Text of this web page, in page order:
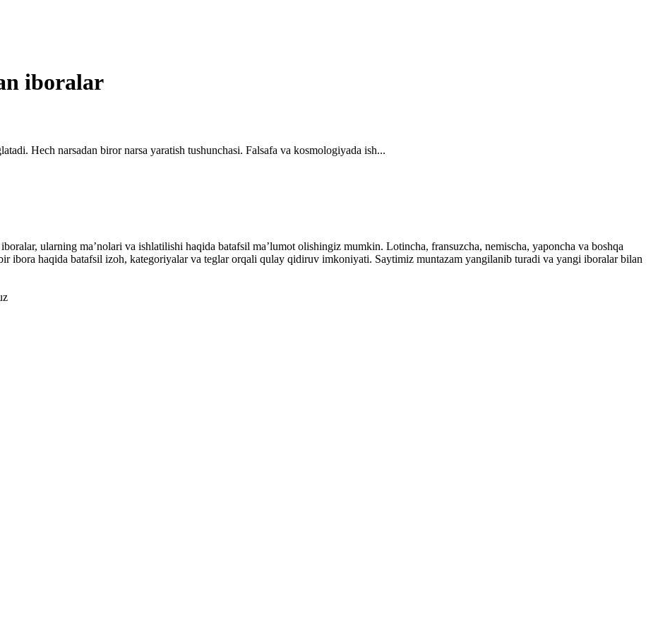
iboralar
Hech narsadan biror narsa yaratish tushunchasi. Falsafa va kosmologiyada ish...
ularning maʼnolari va ishlatilishi haqida batafsil maʼlumot olishingiz mumkin. Lotincha, fransuzcha, nemischa, yaponcha va boshqa
ibora haqida batafsil izoh, kategoriyalar va teglar orqali qulay qidiruv imkoniyati. Saytimiz muntazam yangilanib turadi va yangi iboralar bilan